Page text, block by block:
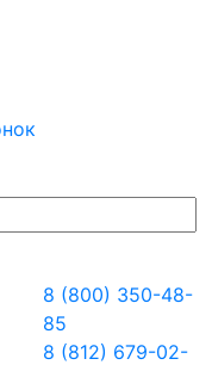
8 (800) 350-48-
85
8 (812) 679-02-